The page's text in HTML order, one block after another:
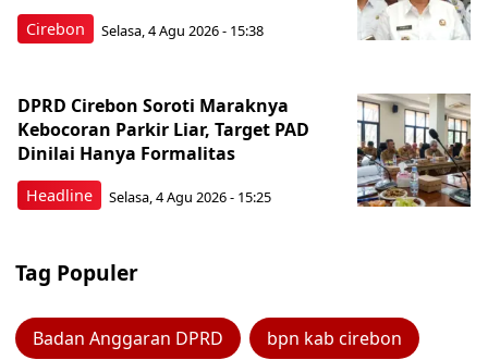
Cirebon Selasa, 4 Agu 2026 - 15:38
Headline
DPRD Cirebon Soroti Maraknya
Kebocoran Parkir Liar, Target PAD
Dinilai Hanya Formalitas
Selasa, 4 Agu 2026 - 15:25
Tag Populer
Badan Anggaran DPRD bpn kab cirebon